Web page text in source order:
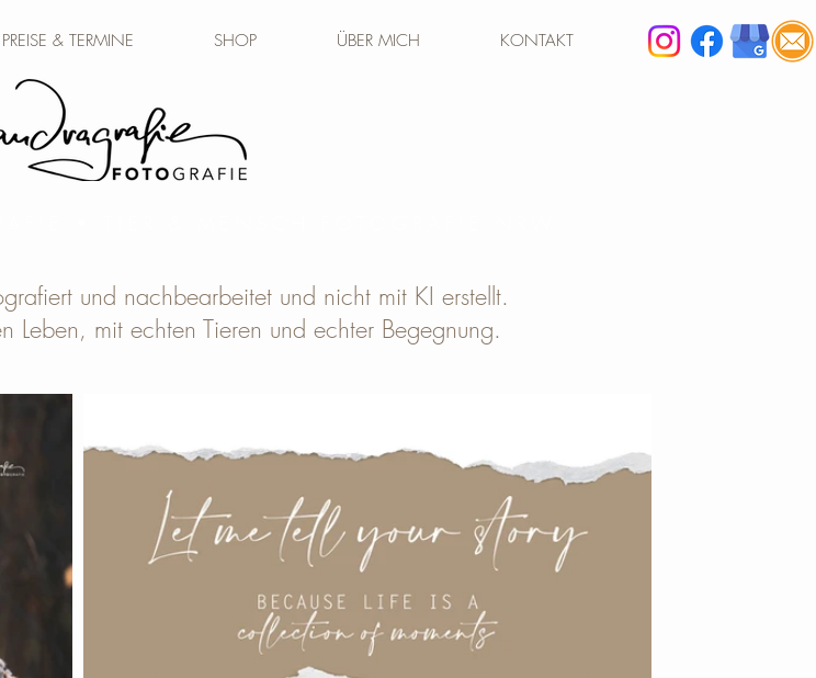
PREISE & TERMINE SHOP ÜBER MICH KONTAKT
und nachbearbeitet und nicht mit KI erstellt.
Leben, mit echten Tieren und echter Begegnung.